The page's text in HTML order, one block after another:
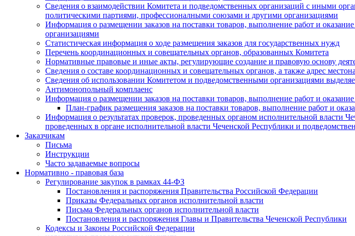
Сведения о взаимодействии Комитета и подведомственных организаций с иными
политическими партиями, профессионалными союзами и другими организациями
Информация о размещении заказов на поставки товаров, выполнение работ и
организациями
Статистическая информация о ходе размещения заказов для государственных нужд
Перечень координационных и совещательных органов, образованных Комитета
Нормативные правовые и иные акты, регулирующие создание и правовую основу
Сведения о составе координационных и совещательных органов, а также адрес
Сведения об использовании Комитетом и подведомственными организациями
Антимонопольный комплаенс
Информация о размещении заказов на поставки товаров, выполнение работ и
План-график размещения заказов на поставки товаров, выполнение работ и
Информация о результатах проверок, проведенных органом исполнительной власти
проведенных в органе исполнительной власти Чеченской Республики и
Заказчикам
Письма
Инструкции
Часто задаваемые вопросы
Нормативно - правовая база
Регулирование закупок в рамках 44-ФЗ
Постановления и распоряжения Правительства Российской Федерации
Приказы Федеральных органов исполнительной власти
Письма Федеральных органов исполнительной власти
Постановления и распоряжения Главы и Правительства Чеченской Республики
Кодексы и Законы Российской Федерации